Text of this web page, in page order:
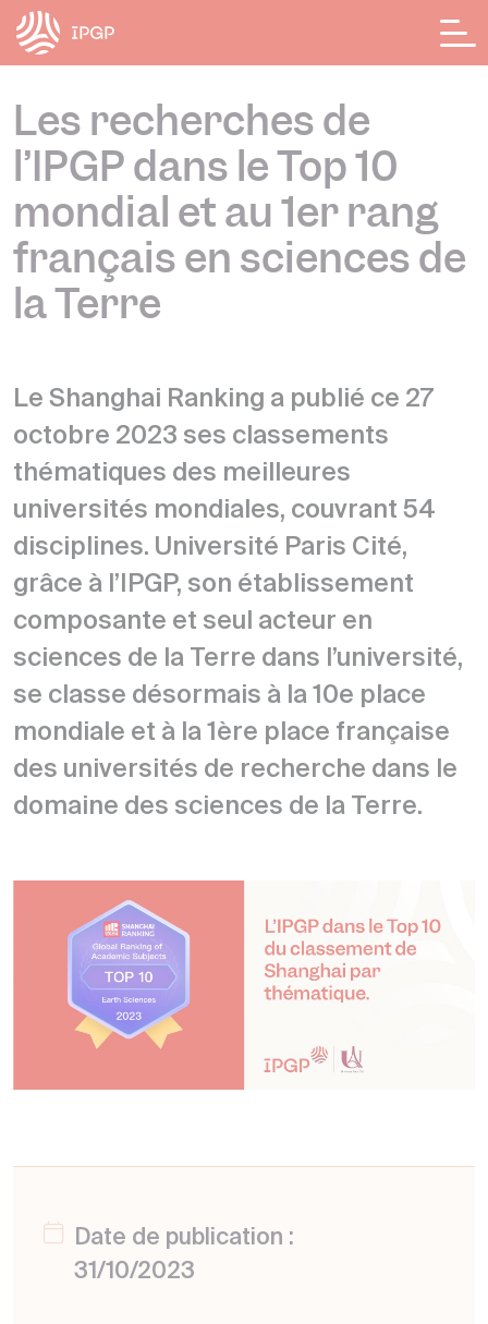
Les recherches de
l’IPGP dans le Top 10
mondial et au 1er rang
français en sciences de
la Terre
Le Shanghai Ranking a publié ce 27
octobre 2023 ses classements
thématiques des meilleures
universités mondiales, couvrant 54
disciplines. Université Paris Cité,
grâce à l’IPGP, son établissement
composante et seul acteur en
sciences de la Terre dans l’université,
se classe désormais à la 10e place
mondiale et à la 1ère place française
des universités de recherche dans le
domaine des sciences de la Terre.
Date de publication :
31/10/2023
Panneau de gestion des cookies